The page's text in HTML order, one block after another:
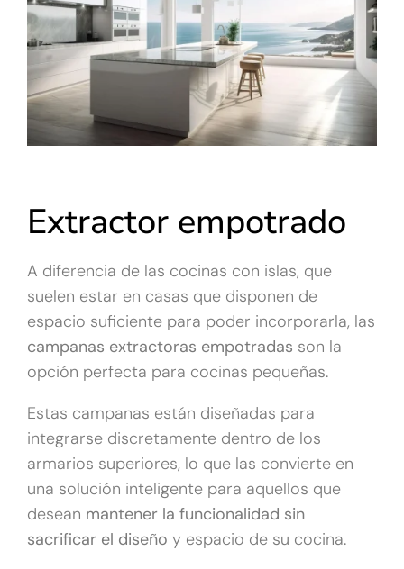
Extractor empotrado
A diferencia de las cocinas con islas, que
suelen estar en casas que disponen de
espacio suficiente para poder incorporarla, las
campanas extractoras empotradas son la
opción perfecta para cocinas pequeñas.
Estas campanas están diseñadas para
integrarse discretamente dentro de los
armarios superiores, lo que las convierte en
una solución inteligente para aquellos que
desean mantener la funcionalidad sin
sacrificar el diseño y espacio de su cocina.